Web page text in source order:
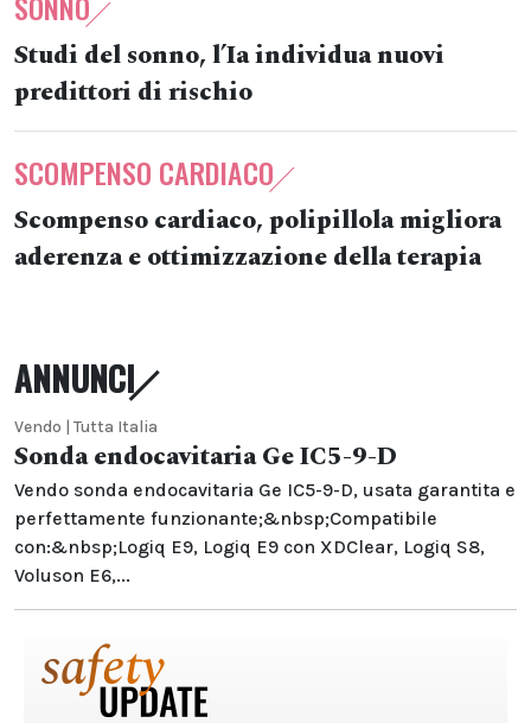
Studi del sonno, l’Ia individua nuovi
predittori di rischio
SCOMPENSO CARDIACO
Scompenso cardiaco, polipillola migliora
aderenza e ottimizzazione della terapia
ANNUNCI
Vendo | Tutta Italia
Sonda endocavitaria Ge IC5-9-D
Vendo sonda endocavitaria Ge IC5-9-D, usata garantita e
perfettamente funzionante;&nbsp;Compatibile
con:&nbsp;Logiq E9, Logiq E9 con XDClear, Logiq S8,
Voluson E6,...